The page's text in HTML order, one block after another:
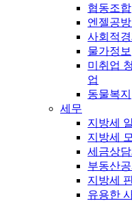
협동조합
엔젤공방
사회적
물가정보
미취업
업
동물복지
세무
지방세
지방세
세금상
부동산
지방세
유용한